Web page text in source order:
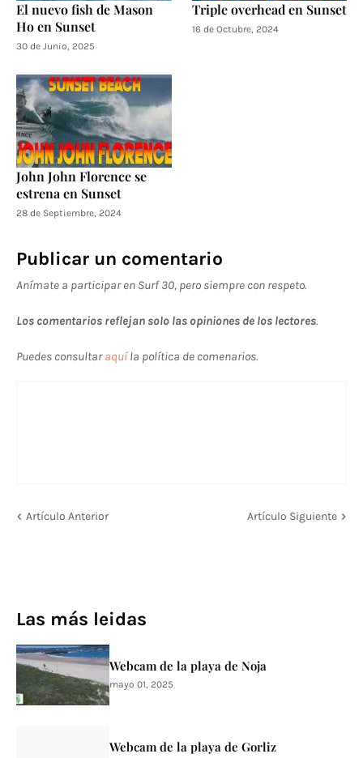
El nuevo fish de Mason
Ho en Sunset
30 de Junio, 2025
Triple overhead en Sunset
16 de Octubre, 2024
John John Florence se
estrena en Sunset
28 de Septiembre, 2024
Publicar un comentario
Anímate a participar en Surf 30, pero siempre con respeto.
Los comentarios reflejan solo las opiniones de los lectores.
Puedes consultaraquíla política de comenarios.
Artículo Anterior Artículo Siguiente
Las más leidas
Webcam de la playa de Noja
mayo 01, 2025
Webcam de la playa de Gorliz